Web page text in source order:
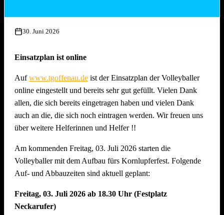
Aufbau Bühne, Herstellung Tzatziki (Vereinsküche Saline)
Gläserreinigung, Infrastruktur, Bierwagen, Aufstellung
Beleuchtung
Freitag, 17. Juli 2026 ab 16.00 Uhr
Restarbeiten, Fertigstellung Gelände und Inbetriebnahme
technische Gerätschaften
Samstag, 18. Juli 2026 ab 09.00 Uhr
Dekoration Festplatz, Preisaushang, Herstellung Salate
Dienstag, 21. Juli 2026 ab 09.00 Uhr
30. Juni 2026
Einsatzplan ist online
Aufwww.tgoffenau.de ist der Einsatzplan der Volleyballer
online eingestellt und bereits sehr gut gefüllt. Vielen Dank
allen, die sich bereits eingetragen haben und vielen Dank
auch an die, die sich noch eintragen werden. Wir freuen uns
über weitere Helferinnen und Helfer !!
Am kommenden Freitag, 03. Juli 2026 starten die
Volleyballer mit dem Aufbau fürs Kornlupferfest. Folgende
Auf- und Abbauzeiten sind aktuell geplant:
Freitag, 03. Juli 2026 ab 18.30 Uhr (Festplatz
Neckarufer)